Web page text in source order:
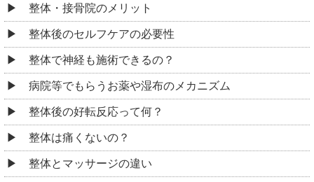
整体・接骨院のメリット
整体後のセルフケアの必要性
整体で神経も施術できるの？
病院等でもらうお薬や湿布のメカニズム
整体後の好転反応って何？
整体は痛くないの？
整体とマッサージの違い